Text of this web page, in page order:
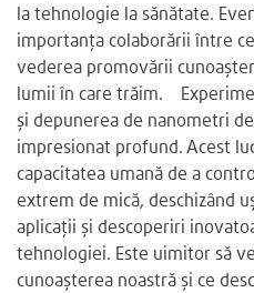
la tehnologie la sănătate.
importanța colaborării între
vederea promovării
lumii în care trăim.
şi depunerea de nanometri
impresionat profund. Acest
capacitatea umană de a
extrem de mică, deschizând
aplicații și descoperiri
tehnologiei. Este uimitor să
cunoașterea noastră și ce